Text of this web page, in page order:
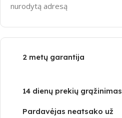
nurodytą adresą
2 metų garantija
14 dienų prekių grąžinimas
Pardavėjas neatsako už